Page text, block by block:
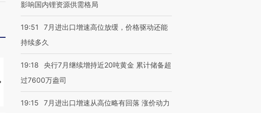
马航飞行员跨国走私7万
粒摇头丸 尿检体内含3种
度Z世代 用街头抗争将教
育部长拱下台
机”？难民潮撕裂西班牙
飞地休达
影响国内锂资源供需格局
19:51
7月进出口增速高位放缓，价格驱动还能
持续多久
19:18
央行7月继续增持近20吨黄金 累计储备超
过7600万盎司
19:15
7月进出口增速从高位略有回落 涨价动力